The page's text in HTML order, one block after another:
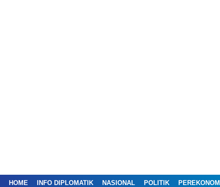
HOME INFO DIPLOMATIK NASIONAL POLITIK